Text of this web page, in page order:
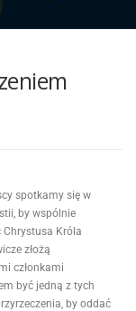
spotkamy się w
by wspólnie
Króla
złożą
członkami
być jedną z tych
by oddać